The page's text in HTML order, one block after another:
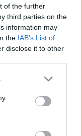
of the further
third parties on the
information may
the IAB’s List of
disclose it to other